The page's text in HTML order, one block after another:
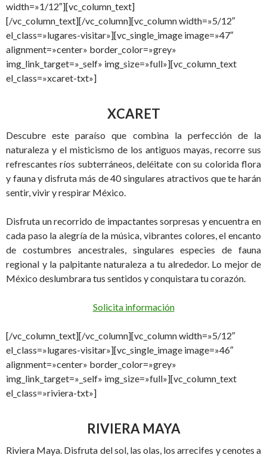
width=»1/12″][vc_column_text]
[/vc_column_text][/vc_column][vc_column width=»5/12″
el_class=»lugares-visitar»][vc_single_image image=»47″
alignment=»center» border_color=»grey»
img_link_target=»_self» img_size=»full»][vc_column_text
el_class=»xcaret-txt»]
XCARET
Descubre este paraíso que combina la perfección de la
naturaleza y el misticismo de los antiguos mayas, recorre sus
refrescantes ríos subterráneos, deléitate con su colorida flora
y fauna y disfruta más de 40 singulares atractivos que te harán
sentir, vivir y respirar México.
Disfruta un recorrido de impactantes sorpresas y encuentra en
cada paso la alegría de la música, vibrantes colores, el encanto
de costumbres ancestrales, singulares especies de fauna
regional y la palpitante naturaleza a tu alrededor. Lo mejor de
México deslumbrara tus sentidos y conquistara tu corazón.
Solicita información
[/vc_column_text][/vc_column][vc_column width=»5/12″
el_class=»lugares-visitar»][vc_single_image image=»46″
alignment=»center» border_color=»grey»
img_link_target=»_self» img_size=»full»][vc_column_text
el_class=»riviera-txt»]
RIVIERA MAYA
Riviera Maya. Disfruta del sol, las olas, los arrecifes y cenotes a